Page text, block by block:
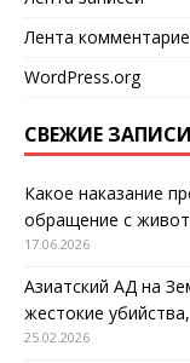
Лента
WordPress.org
СВЕЖИЕ ЗАПИСИ
Какое наказание
обращение с
17.06.2026
Азиатский АД на
жестокие
25.02.2026